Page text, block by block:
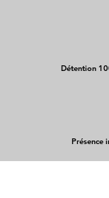
Détention
Présence